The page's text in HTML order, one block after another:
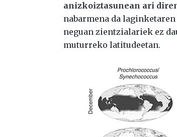
anizkoiztasunean ari
nabarmena da
neguan zientzialariek ez
muturreko latitudeetan.